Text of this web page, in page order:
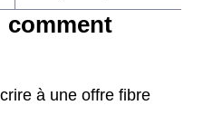
comment
à une offre fibre